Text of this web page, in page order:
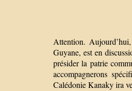
Attention.
Guyane, est en
présider la patrie
accompagnerons
Calédonie Kanaky ira